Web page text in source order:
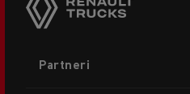
menu
Partneri